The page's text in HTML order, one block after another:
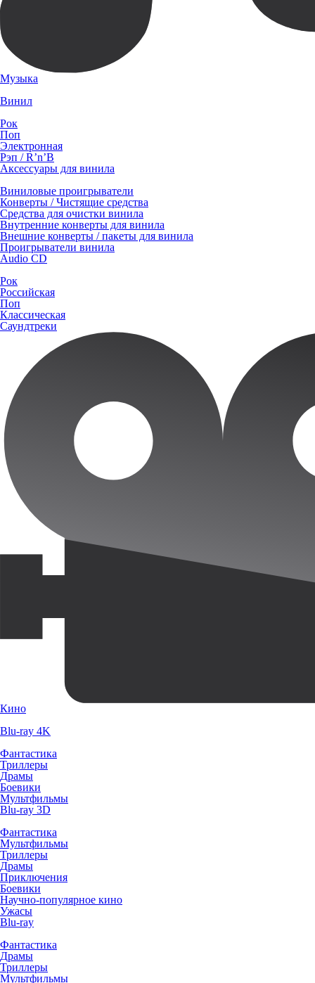
Музыка
Винил
Рок
Поп
Электронная
Рэп / R’n’B
Аксессуары для винила
Виниловые проигрыватели
Конверты / Чистящие средства
Средства для очистки винила
Внутренние конверты для винила
Внешние конверты / пакеты для винила
Проигрыватели винила
Audio CD
Рок
Российская
Поп
Классическая
Саундтреки
Кино
Blu-ray 4K
Фантастика
Триллеры
Драмы
Боевики
Мультфильмы
Blu-ray 3D
Фантастика
Мультфильмы
Триллеры
Драмы
Приключения
Боевики
Научно-популярное кино
Ужасы
Blu-ray
Фантастика
Драмы
Триллеры
Мультфильмы